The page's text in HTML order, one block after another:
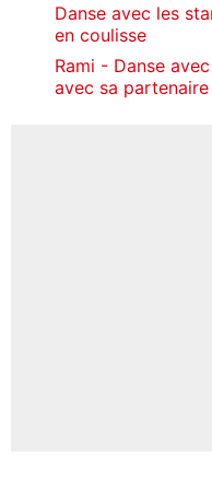
Danse avec les
en coulisse
Rami - Danse
avec sa partenaire